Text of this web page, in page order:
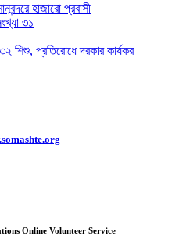
হাজারো প্রবাসী
৩১
শিশু, প্রতিরোধে দরকার কার্যকর
Online Volunteer Service